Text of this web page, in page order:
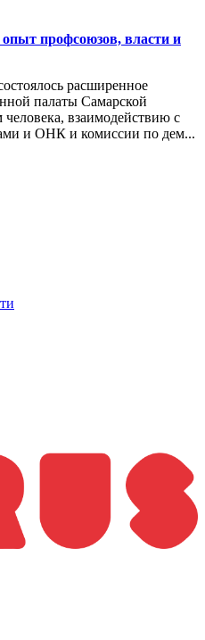
профсоюзов, власти и
расширенное
палаты Самарской
человека, взаимодействию с
и ОНК и комиссии по дем...